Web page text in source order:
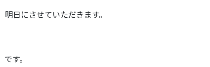
明日にさせていただきます。
す。